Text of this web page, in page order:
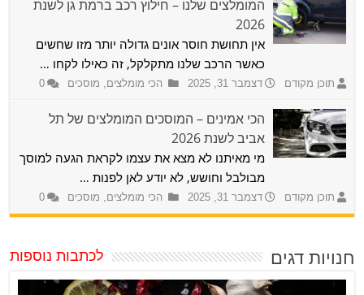
המומלצים שלנו – חילוץ רכב ברמת גן לשנת
2026
אין תחושת חוסר אונים גדולה יותר מזו שחשים
כאשר הרכב שלנו מתקלקל, זה כאילו לקחו …
תוכן מקודם דצמבר 31, 2025 הכי מומלצים מוסכים 0
הכי אמינים – המוסכים המומלצים של תל
אביב לשנת 2026
מי מאיתנו לא מצא את עצמו לקראת הגעה למוסך
מבולבל וחושש, לא יודע לאן לפנות …
תוכן מקודם דצמבר 31, 2025 הכי מומלצים מוסכים 0
חנויות דגים לכתבות נוספות